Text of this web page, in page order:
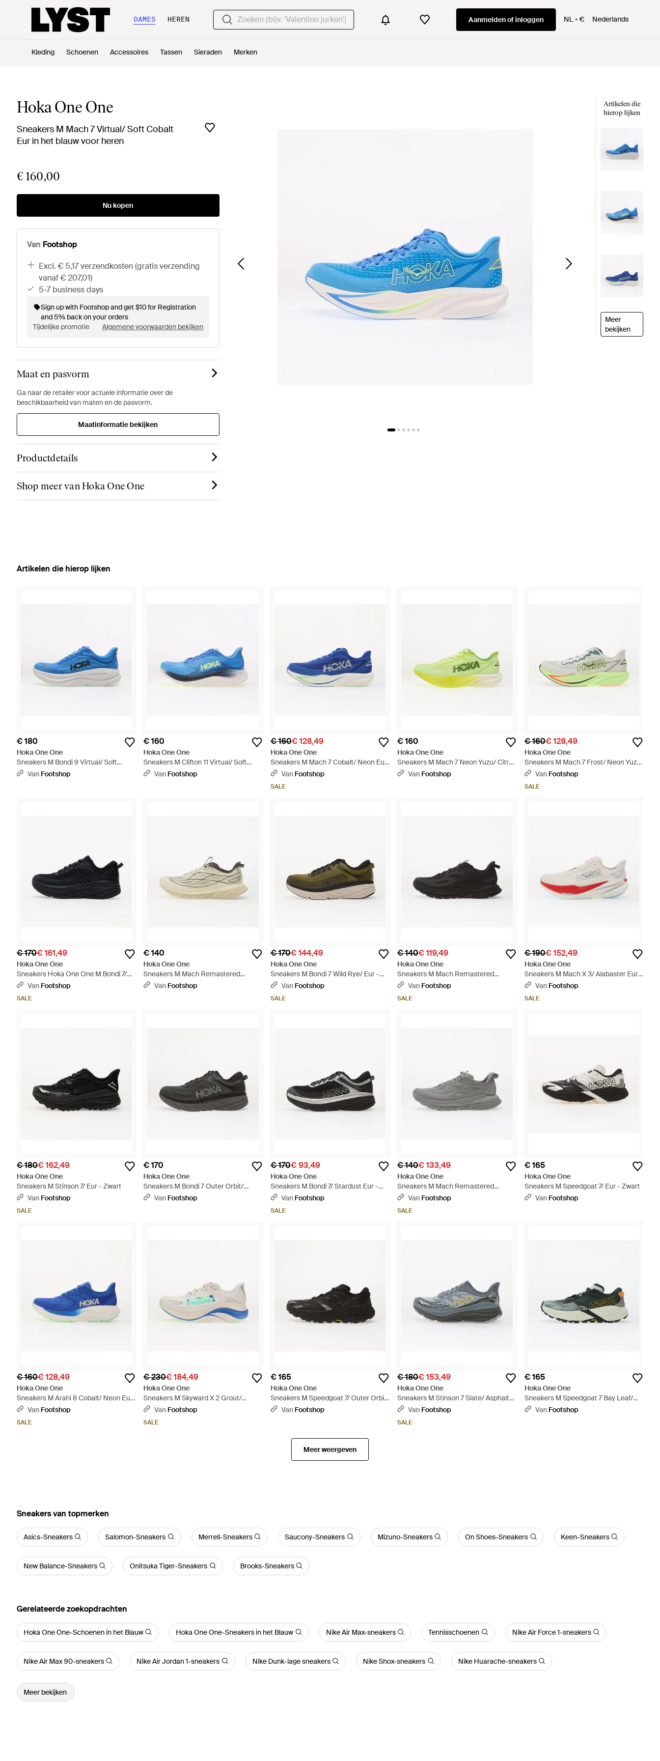
DAMES HEREN Aanmelden of inloggen NL € Nederlands
Kleding Schoenen Accessoires Tassen Sieraden Merken
Hoka One One
Sneakers M Mach 7 Virtual/ Soft Cobalt
Eur in het blauw voor heren
€ 160,00
Nu kopen
Van Footshop
excl. € 5,17 verzendkosten (gratis verzending
vanaf € 207,01)
5-7 business days
Sign up with Footshop and get $10 for Registration
and 5% back on your orders
Tijdelijke promotie
Algemene voorwaarden bekijken
Maat en pasvorm
Ga naar de retailer voor actuele informatie over de
beschikbaarheid van maten en de pasvorm.
Maatinformatie bekijken
Productdetails
Shop meer van Hoka One One
Artikelen die
hierop lijken
Meer
bekijken
Artikelen die hierop lijken
€ 180
Hoka One One
Sneakers M Bondi 9 Virtual/ Soft
Cobalt Eur - Blauw
Van Footshop
€ 160
Hoka One One
Sneakers M Clifton 11 Virtual/ Soft
Cobalt Eur - Blauw
Van Footshop
€ 160€ 128,49
Hoka One One
Sneakers M Mach 7 Cobalt/ Neon Eur
- Blauw
Van Footshop
SALE
€ 160
Hoka One One
Sneakers M Mach 7 Neon Yuzu/ Citrus
Eur - Geel
Van Footshop
€ 160€ 128,49
Hoka One One
Sneakers M Mach 7 Frost/ Neon Yuzu
Eur - Groen
Van Footshop
SALE
€ 170€ 161,49
Hoka One One
Sneakers Hoka One One M Bondi 7/
Eur - Zwart
Van Footshop
SALE
€ 140
Hoka One One
Sneakers M Mach Remastered
Eggshell/ Asphalt Eur - Wit
Van Footshop
€ 170€ 144,49
Hoka One One
Sneakers M Bondi 7 Wild Rye/ Eur -
BruinVan Footshop
SALE
€ 140€ 119,49
Hoka One One
Sneakers M Mach Remastered
Obsidian/ Obsidian Eur - Zwart
Van Footshop
SALE
€ 190€ 152,49
Hoka One One
Sneakers M Mach X 3/ Alabaster Eur -
Wit Van Footshop
SALE
€ 180€ 162,49
Hoka One One
Sneakers M Stinson 7/ Eur - Zwart
Van Footshop
SALE
€ 170
Hoka One One
Sneakers M Bondi 7 Outer Orbit/
Satellite Eur - Zwart
Van Footshop
€ 170€ 93,49
Hoka One One
Sneakers M Bondi 7/ Stardust Eur -
Zwart
Van Footshop
SALE
€ 140€ 133,49
Hoka One One
Sneakers M Mach Remastered
Galactic/ Galactic Eur - Grijs
Van Footshop
SALE
€ 165
Hoka One One
Sneakers M Speedgoat 7/ Eur - Zwart
Van Footshop
€ 160€ 128,49
Hoka One One
Sneakers M Arahi 8 Cobalt/ Neon Eur
- Blauw
Van Footshop
SALE
€ 230€ 184,49
Hoka One One
Sneakers M Skyward X 2 Grout/
Cobalt Eur - Blauw
Van Footshop
SALE
€ 165
Hoka One One
Sneakers M Speedgoat 7/ Outer Orbit
Eur - Zwart
Van Footshop
€ 180€ 153,49
Hoka One One
Sneakers M Stinson 7 Slate/ Asphalt
Eur - Blauw
Van Footshop
SALE
€ 165
Hoka One One
Sneakers M Speedgoat 7 Bay Leaf/
Sea Glass Eur - Groen
Van Footshop
Meer weergeven
‪Sneakers‬ van topmerken
Asics-Sneakers Salomon-Sneakers Merrell-Sneakers Saucony-Sneakers Mizuno-Sneakers On Shoes-Sneakers Keen-Sneakers
New Balance-Sneakers Onitsuka Tiger-Sneakers Brooks-Sneakers
Gerelateerde zoekopdrachten
Hoka One One-Schoenen in het Blauw Hoka One One-Sneakers in het Blauw Nike Air Max-sneakers Tennisschoenen Nike Air Force 1-sneakers
Nike Air Max 90-sneakers Nike Air Jordan 1-sneakers Nike Dunk-lage sneakers Nike Shox-sneakers Nike Huarache-sneakers
Meer bekijken